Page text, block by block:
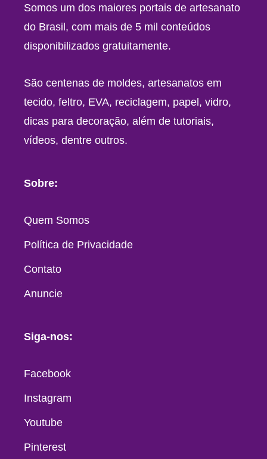
Somos um dos maiores portais de artesanato
do Brasil, com mais de 5 mil conteúdos
disponibilizados gratuitamente.
São centenas de moldes, artesanatos em
tecido, feltro, EVA, reciclagem, papel, vidro,
dicas para decoração, além de tutoriais,
vídeos, dentre outros.
Sobre:
Quem Somos
Política de Privacidade
Contato
Anuncie
Siga-nos:
Facebook
Instagram
Youtube
Pinterest